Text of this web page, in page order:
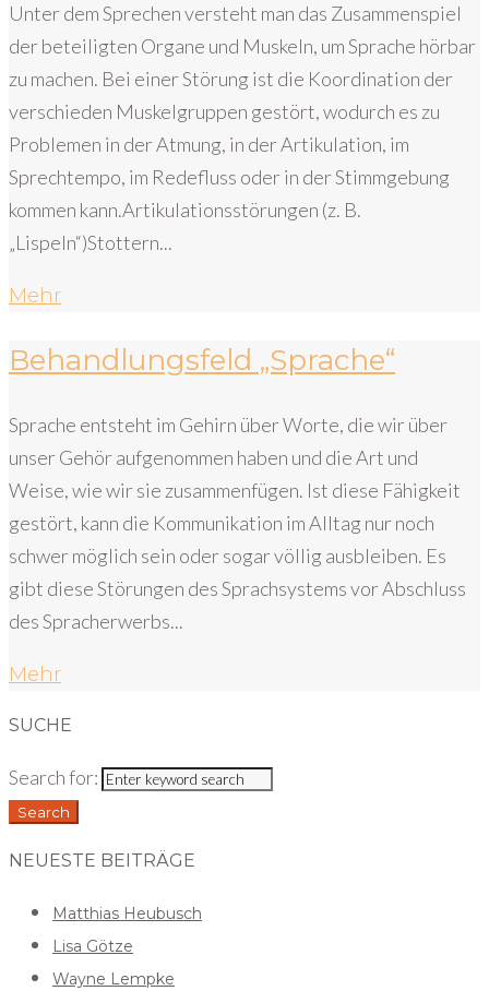
Unter dem Sprechen versteht man das Zusammenspiel
der beteiligten Organe und Muskeln, um Sprache hörbar
zu machen. Bei einer Störung ist die Koordination der
verschieden Muskelgruppen gestört, wodurch es zu
Problemen in der Atmung, in der Artikulation, im
Sprechtempo, im Redefluss oder in der Stimmgebung
kommen kann.Artikulationsstörungen (z. B.
„Lispeln“)Stottern...
Mehr
Behandlungsfeld „Sprache“
Sprache entsteht im Gehirn über Worte, die wir über
unser Gehör aufgenommen haben und die Art und
Weise, wie wir sie zusammenfügen. Ist diese Fähigkeit
gestört, kann die Kommunikation im Alltag nur noch
schwer möglich sein oder sogar völlig ausbleiben. Es
gibt diese Störungen des Sprachsystems vor Abschluss
des Spracherwerbs...
Mehr
SUCHE
Search for:
Search
NEUESTE BEITRÄGE
Matthias Heubusch
Lisa Götze
Wayne Lempke